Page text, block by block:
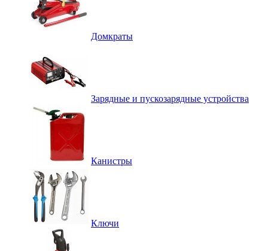
Домкраты
Зарядные и пускозарядные устройства
Канистры
Ключи